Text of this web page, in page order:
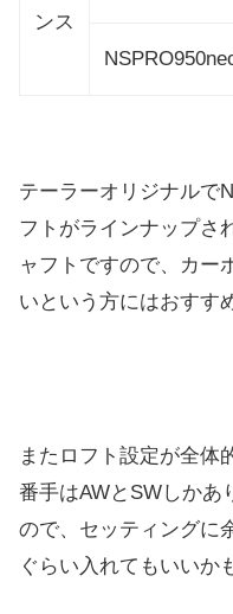
ンス
テーラーオリジナルで
フトがラインナップさ
ャフトですので、カー
いという方にはおすす
またロフト設定が全体
番手はAWとSWしかあ
ので、セッティングに
ぐらい入れてもいいか